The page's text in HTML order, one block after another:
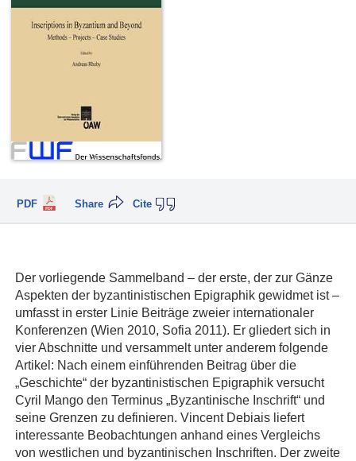
PDF Cite
Share
Der vorliegende Sammelband – der erste, der zur Gänze
Aspekten der byzantinistischen Epigraphik gewidmet ist –
umfasst in erster Linie Beiträge zweier internationaler
Konferenzen (Wien 2010, Sofia 2011). Er gliedert sich in
vier Abschnitte und versammelt unter anderem folgende
Artikel: Nach einem einführenden Beitrag über die
„Geschichte“ der byzantinistischen Epigraphik versucht
Cyril Mango den Terminus „Byzantinische Inschrift“ und
seine Grenzen zu definieren. Vincent Debiais liefert
interessante Beobachtungen anhand eines Vergleichs
von westlichen und byzantinischen Inschriften. Der zweite